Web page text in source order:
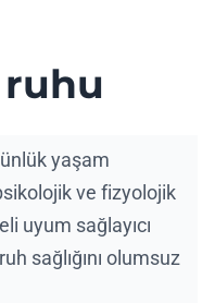
ruhu
yaşam
ve fizyolojik
uyum sağlayıcı
sağlığını olumsuz